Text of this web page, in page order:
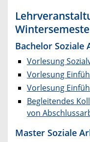
Bachelor Soziale
Vorlesung
Vorlesung
Vorlesung
Begleitendes
von
Master Soziale